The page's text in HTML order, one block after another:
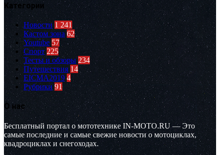
Категории
Новости 1 241
Кастом зона 62
Youtube 57
Спорт 225
Тесты и обзоры 234
Путешествия 14
EICMA2019 4
Рубрики 91
О нас
Бесплатный портал о мототехнике IN-MOTO.RU — Это
самые последние и самые свежие новости о мотоциклах,
квадроциклах и снегоходах.